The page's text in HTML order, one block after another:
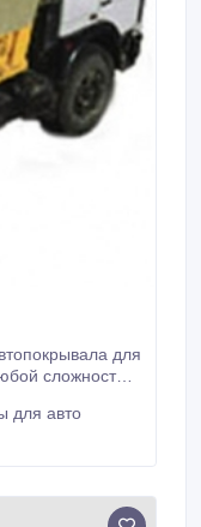
для
сложности.
Шьем
для авто